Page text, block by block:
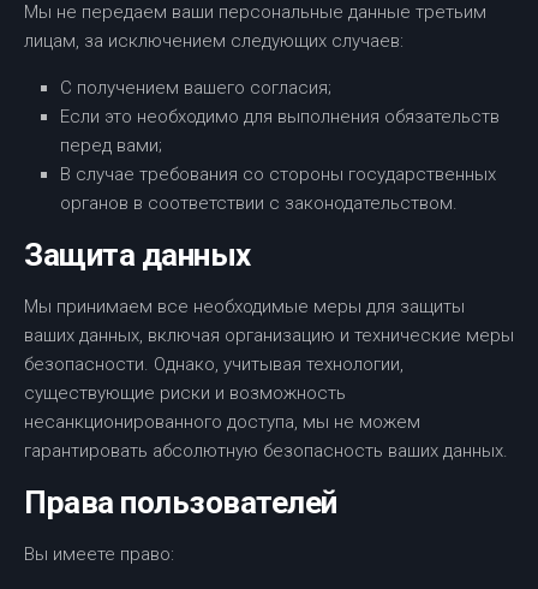
Мы не передаем ваши персональные данные третьим
лицам, за исключением следующих случаев:
С получением вашего согласия;
Если это необходимо для выполнения обязательств
перед вами;
В случае требования со стороны государственных
органов в соответствии с законодательством.
Защита данных
Мы принимаем все необходимые меры для защиты
ваших данных, включая организацию и технические меры
безопасности. Однако, учитывая технологии,
существующие риски и возможность
несанкционированного доступа, мы не можем
гарантировать абсолютную безопасность ваших данных.
Права пользователей
Вы имеете право: